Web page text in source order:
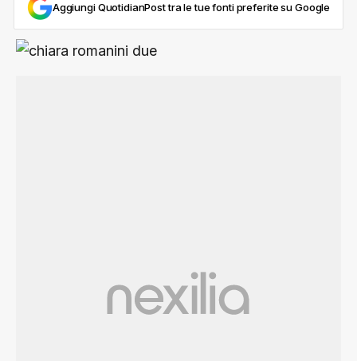
Aggiungi QuotidianPost tra le tue fonti preferite su Google